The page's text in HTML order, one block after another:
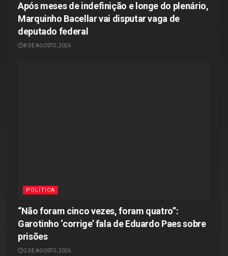
Após meses de indefinição e longe do plenário,
Marquinho Bacellar vai disputar vaga de
deputado federal
8 DE AGOSTO, 2026
POLÍTICA
“Não foram cinco vezes, foram quatro”:
Garotinho ‘corrige’ fala de Eduardo Paes sobre
prisões
2 DE AGOSTO, 2026